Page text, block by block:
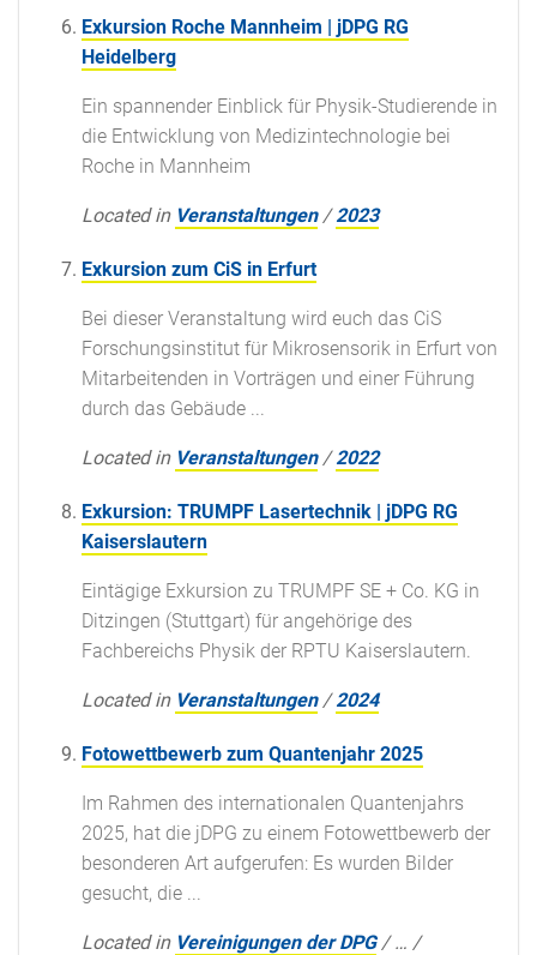
Exkursion Roche Mannheim | jDPG RG
Heidelberg
Ein spannender Einblick für Physik-Studierende in
die Entwicklung von Medizintechnologie bei
Roche in Mannheim
Located in Veranstaltungen /2023
Exkursion zum CiS in Erfurt
Bei dieser Veranstaltung wird euch das CiS
Forschungsinstitut für Mikrosensorik in Erfurt von
Mitarbeitenden in Vorträgen und einer Führung
durch das Gebäude ...
Located in Veranstaltungen /2022
Exkursion: TRUMPF Lasertechnik | jDPG RG
Kaiserslautern
Eintägige Exkursion zu TRUMPF SE + Co. KG in
Ditzingen (Stuttgart) für angehörige des
Fachbereichs Physik der RPTU Kaiserslautern.
Located in Veranstaltungen /2024
Fotowettbewerb zum Quantenjahr 2025
Im Rahmen des internationalen Quantenjahrs
2025, hat die jDPG zu einem Fotowettbewerb der
besonderen Art aufgerufen: Es wurden Bilder
gesucht, die ...
Located in Vereinigungen der DPG /… /